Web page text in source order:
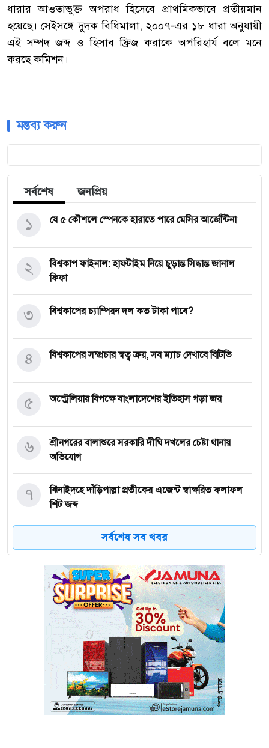
ধারার আওতাভুক্ত অপরাধ হিসেবে প্রাথমিকভাবে প্রতীয়মান
হয়েছে। সেইসঙ্গে দুদক বিধিমালা, ২০০৭-এর ১৮ ধারা অনুযায়ী
এই সম্পদ জব্দ ও হিসাব ফ্রিজ করাকে অপরিহার্য বলে মনে
করছে কমিশন।
মন্তব্য করুন
সর্বশেষ জনপ্রিয়
যে ৫ কৌশলে স্পেনকে হারাতে পারে মেসির আর্জেন্টিনা
১
বিশ্বকাপ ফাইনাল: হাফটাইম নিয়ে চূড়ান্ত সিদ্ধান্ত জানাল
ফিফা
২
বিশ্বকাপের চ্যাম্পিয়ন দল কত টাকা পাবে?
৩
বিশ্বকাপের সম্প্রচার স্বত্ব ক্রয়, সব ম্যাচ দেখাবে বিটিভি
৪
অস্ট্রেলিয়ার বিপক্ষে বাংলাদেশের ইতিহাস গড়া জয়
৫
শ্রীনগরের বালাশুরে সরকারি দীঘি দখলের চেষ্টা থানায়
অভিযোগ
৬
ঝিনাইদহে দাঁড়িপাল্লা প্রতীকের এজেন্ট স্বাক্ষরিত ফলাফল
শিট জব্দ
৭
ত্রয়োদশ জাতীয় নির্বাচন, শান্তিপূর্ণ ও নিরপেক্ষ হোক
ইশরাকের আসনে ভোটকেন্দ্রে ঢুকে প্রিজাইডিং অফিসারের
ওপর হামলা বিএনপি নেতাকর্মীদের
অবরুদ্ধ জামায়াত নেতাকে উদ্ধার করলেন এনসিপি নেত্রী ডা.
মিতু
ভোটকেন্দ্রের সামনে বস্তাভর্তি টাকাসহ স্বেচ্ছাসেবকদল নেতা
আটক
সর্বশেষ সব খবর